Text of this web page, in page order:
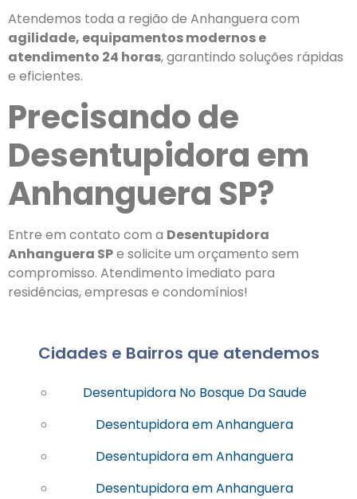
Atendemos toda a região de Anhanguera com
agilidade, equipamentos modernos e
atendimento 24 horas, garantindo soluções rápidas
e eficientes.
Precisando de
Desentupidora em
Anhanguera SP?
Entre em contato com a Desentupidora
Anhanguera SPe solicite um orçamento sem
compromisso. Atendimento imediato para
residências, empresas e condomínios!
Cidades e Bairros que atendemos
Desentupidora No Bosque Da Saude
Desentupidora em Anhanguera
Desentupidora em Anhanguera
Desentupidora em Anhanguera